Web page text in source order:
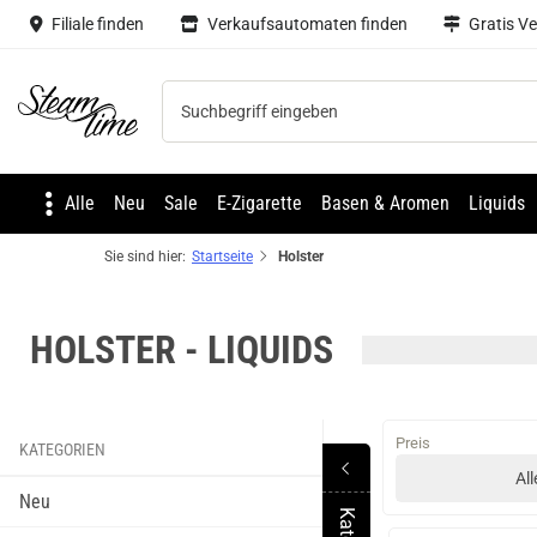
Filiale finden Verkaufsautomaten finden Gratis
Steam time
Alle Neu Sale E-Zigarette Basen & Aromen Liquids
Sie sind hier: Startseite Holster
HOLSTER - LIQUIDS
KATEGORIEN
Neu
Preis